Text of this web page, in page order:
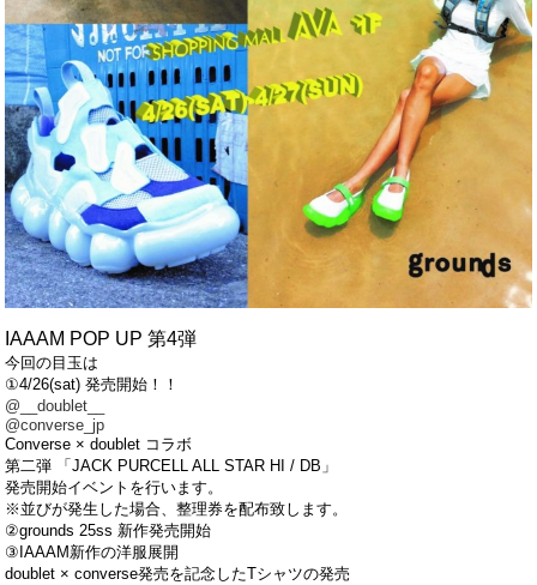
IAAAM POP UP 第4弾
今回の目玉は
①4/26(sat) 発売開始！！
@__doublet__
@converse_jp
Converse × doublet コラボ
第二弾 「JACK PURCELL ALL STAR HI / DB」
発売開始イベントを行います。
※並びが発生した場合、整理券を配布致します。
②grounds 25ss 新作発売開始
③IAAAM新作の洋服展開
doublet × converse発売を記念したTシャツの発売